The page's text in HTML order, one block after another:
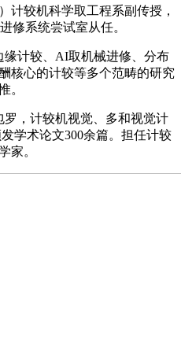
较机科学取工程系副传授，
修系统尝试室从任。
计较、AI取机械进修、分布
核心的计较等多个范畴的研究
。
，计较机视觉、多和视觉计
学术论文300余篇。担任计较
家。